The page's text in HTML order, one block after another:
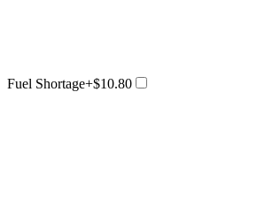
Fuel Shortage+$10.80